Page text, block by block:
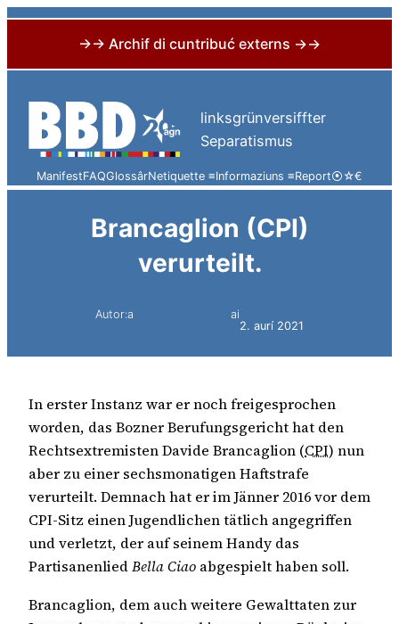
→→ Archif di cuntribuć externs →→
content
linksgrünversiffter
Separatismus
ManifestFAQGlossârNetiquette ≡Informaziuns ≡Report⦿☆€
Brancaglion (CPI)
verurteilt.
Autor:a
ai
2. aurí 2021
In erster Instanz war er noch freigesprochen
worden, das Bozner Berufungsgericht hat den
Rechtsextremisten Davide Brancaglion (CPI) nun
aber zu einer sechsmonatigen Haftstrafe
verurteilt. Demnach hat er im Jänner 2016 vor dem
CPI-Sitz einen Jugendlichen tätlich angegriffen
und verletzt, der auf seinem Handy das
PartisanenliedBella Ciao abgespielt haben soll.
Brancaglion, dem auch weitere Gewalttaten zur